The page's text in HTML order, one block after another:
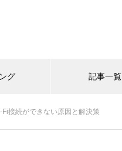
グ 記事一覧
Fi接続ができない原因と解決策